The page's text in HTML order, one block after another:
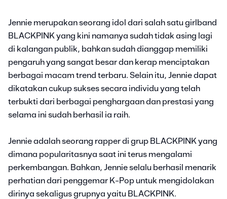
Jennie merupakan seorang idol dari salah satu girlband
BLACKPINK yang kini namanya sudah tidak asing lagi
di kalangan publik, bahkan sudah dianggap memiliki
pengaruh yang sangat besar dan kerap menciptakan
berbagai macam trend terbaru. Selain itu, Jennie dapat
dikatakan cukup sukses secara individu yang telah
terbukti dari berbagai penghargaan dan prestasi yang
selama ini sudah berhasil ia raih.
Jennie adalah seorang rapper di grup BLACKPINK yang
dimana popularitasnya saat ini terus mengalami
perkembangan. Bahkan, Jennie selalu berhasil menarik
perhatian dari penggemar K-Pop untuk mengidolakan
dirinya sekaligus grupnya yaitu BLACKPINK.